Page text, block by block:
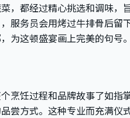
，都经过精心挑选和调味，
务员会用烤过牛排骨后留
为这顿盛宴画上完美的句号。
烹饪过程和品牌故事了如指
尝方式。这种专业而充满仪